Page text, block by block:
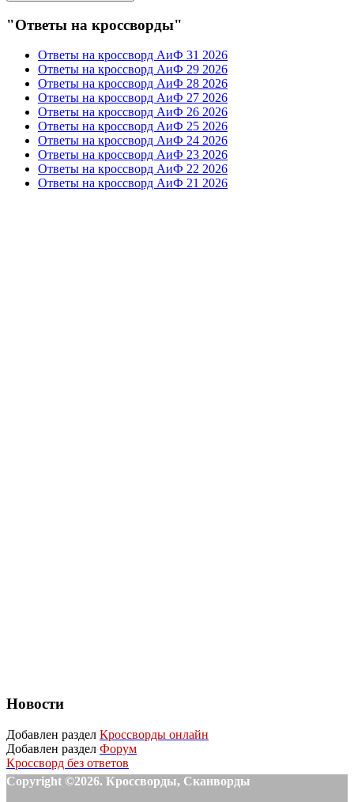
"Ответы на кроссворды"
Ответы на кроссворд АиФ 31 2026
Ответы на кроссворд АиФ 29 2026
Ответы на кроссворд АиФ 28 2026
Ответы на кроссворд АиФ 27 2026
Ответы на кроссворд АиФ 26 2026
Ответы на кроссворд АиФ 25 2026
Ответы на кроссворд АиФ 24 2026
Ответы на кроссворд АиФ 23 2026
Ответы на кроссворд АиФ 22 2026
Ответы на кроссворд АиФ 21 2026
Новости
Добавлен раздел Кроссворды онлайн
Добавлен раздел Форум
Кроссворд без ответов
Copyright ©2026. Кроссворды, Сканворды